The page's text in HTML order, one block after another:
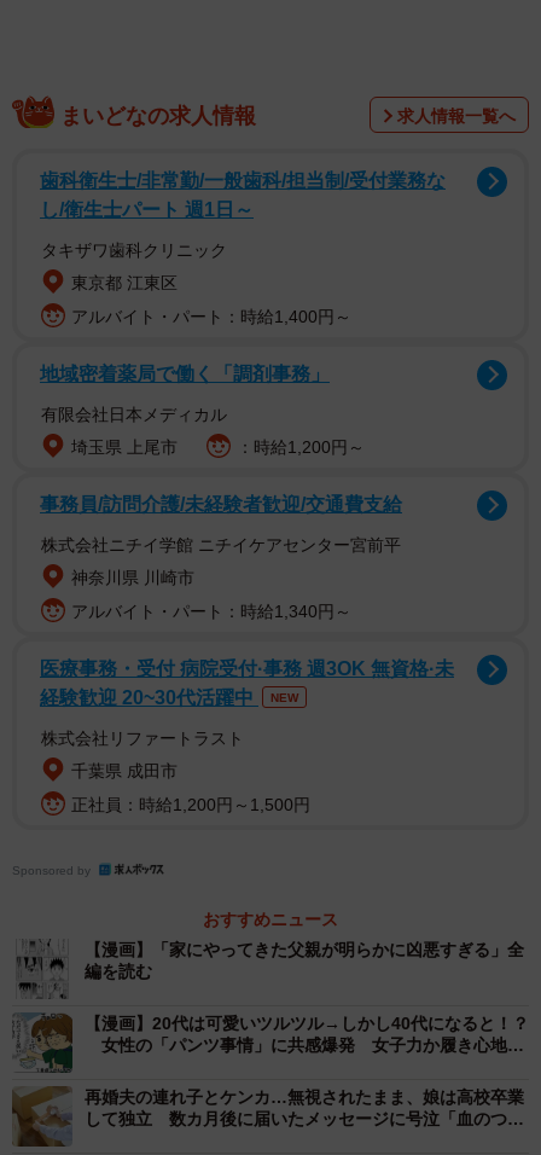
で、実はこんな人だったんだと驚いたり、相手をもっと深
です。そんな見た目とのギャップの面白さを取り入れた漫
画「家にやってきた父親が明らかに凶悪すぎる」がX（旧
Twitter）に投稿され、406万件以上のインプレッションを獲
得し注目を集めています。
同作は、母親に紹介された新しい父親とのエピソードを子
ども視点で描いた作品です。ある日突然、息子であるリュ
ウに「会ってほしい人がいる」と告げ、母親がひとりの男
性を自宅に連れてきます。そこで紹介されたのは、ド派手
な金髪にピアスをつけ額の横には傷まであるとてもコワモ
るリュウでした。しかし話してみると、とても優しく母や
周りの人々を気遣い大切にできる人だとわかり、打ち解け
ていく様子が描かれています。
読者からも見た目とのギャップがありすぎたあまり、「こ
れは人を見た目で判断しちゃいけないいい例だね」「なん
でこんなにいい奴なのか気になる！」など、コメントがい
まいどなの求人情報 求人情報一覧へ
歯科衛生士/非常勤/一般歯科/担当制/受付業務な
し/衛生士パート 週1日～
タキザワ歯科クリニック
東京都 江東区
アルバイト・パート：時給1,400円～
地域密着薬局で働く「調剤事務」
有限会社日本メディカル
埼玉県 上尾市
：時給1,200円～
事務員/訪問介護/未経験者歓迎/交通費支給
株式会社ニチイ学館 ニチイケアセンター宮前平
神奈川県 川崎市
アルバイト・パート：時給1,340円～
医療事務・受付 病院受付·事務 週3OK 無資格·未
経験歓迎 20~30代活躍中
NEW
株式会社リファートラスト
千葉県 成田市
正社員：時給1,200円～1,500円
Sponsored by
おすすめニュース
【漫画】「家にやってきた父親が明らかに凶悪すぎる」全
編を読む
【漫画】20代は可愛いツルツル→しかし40代になると！？
女性の「パンツ事情」に共感爆発 女子力か履き心地
再婚夫の連れ子とケンカ…無視されたまま、娘は高校卒業
して独立 数カ月後に届いたメッセージに号泣「血のつな